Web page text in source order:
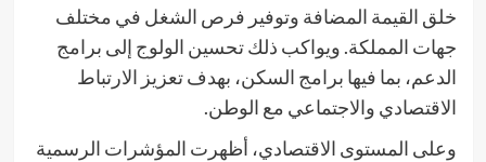
خلق القيمة المضافة وتوفير فرص الشغل في مختلف
جهات المملكة. ويواكب ذلك تحسين الولوج إلى برامج
الدعم، بما فيها برامج السكن، بهدف تعزيز الارتباط
الاقتصادي والاجتماعي مع الوطن.
وعلى المستوى الاقتصادي، أظهرت المؤشرات الرسمية